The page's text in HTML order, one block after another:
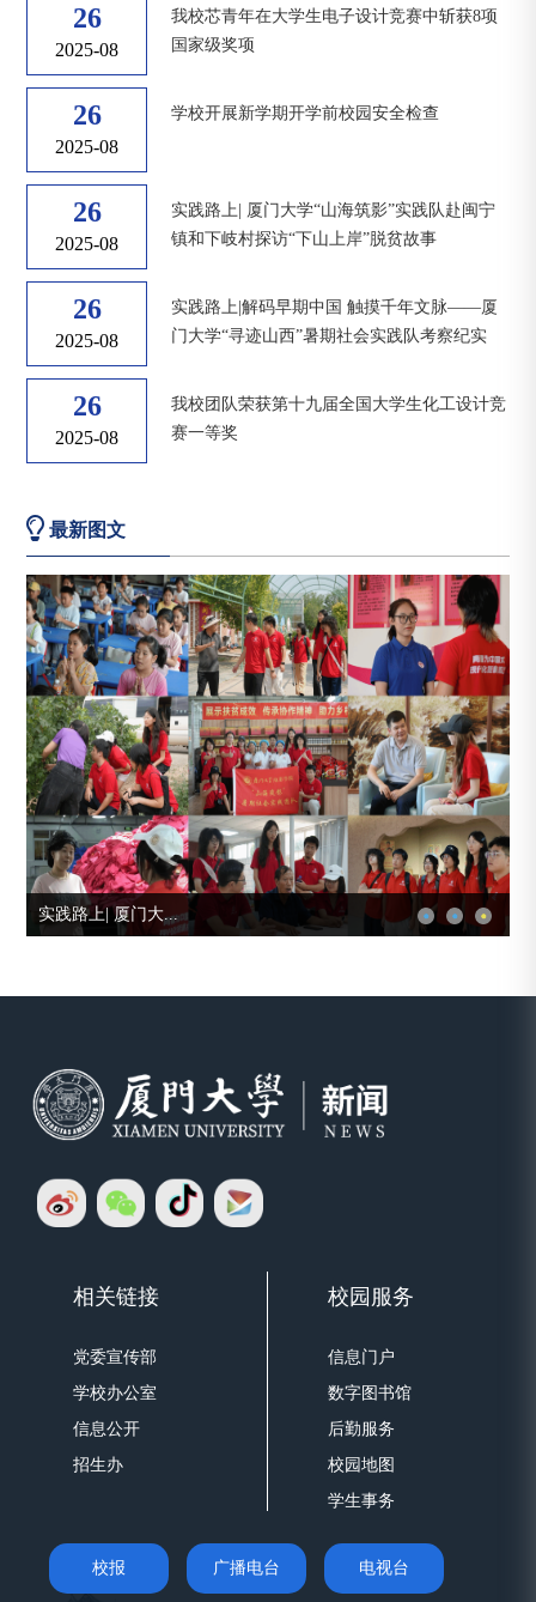
26
2025-08
我校芯青年在大学生电子设计竞赛中斩获8项
国家级奖项
26
2025-08
学校开展新学期开学前校园安全检查
26
2025-08
实践路上| 厦门大学“山海筑影”实践队赴闽宁
镇和下岐村探访“下山上岸”脱贫故事
26
2025-08
实践路上|解码早期中国 触摸千年文脉——厦
门大学“寻迹山西”暑期社会实践队考察纪实
26
2025-08
我校团队荣获第十九届全国大学生化工设计竞
赛一等奖
最新图文
我校芯青年在大学...
相关链接
党委宣传部
学校办公室
信息公开
招生办
校园服务
信息门户
数字图书馆
后勤服务
校园地图
学生事务
校报 广播电台 电视台